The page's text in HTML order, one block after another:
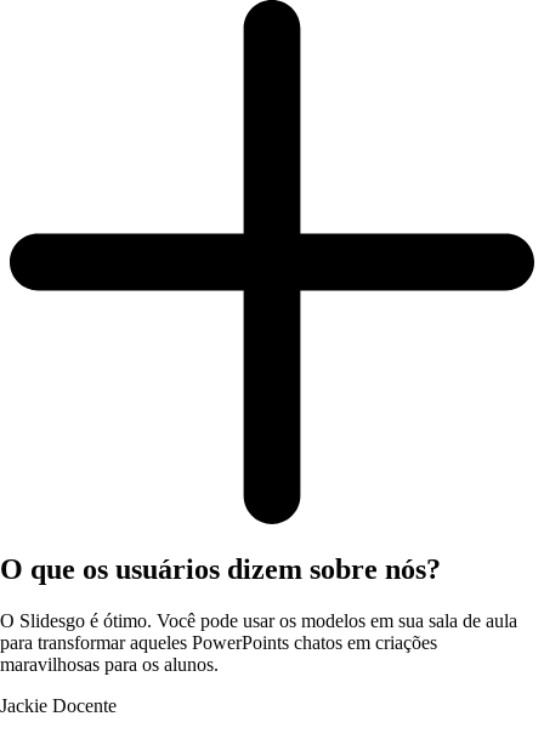
O que os usuários dizem sobre nós?
O Slidesgo é ótimo. Você pode usar os modelos em sua sala de aula
para transformar aqueles PowerPoints chatos em criações
maravilhosas para os alunos.
Jackie Docente